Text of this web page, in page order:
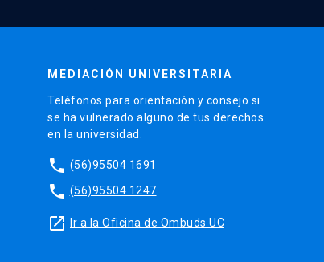
MEDIACIÓN UNIVERSITARIA
Teléfonos para orientación y consejo si
se ha vulnerado alguno de tus derechos
en la universidad.
phone (56)95504 1691
phone (56)95504 1247
launch Ir a la Oficina de Ombuds UC